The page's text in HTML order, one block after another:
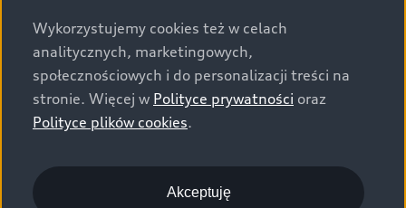
Wszystkie produkowane obecnie samochody marki Audi
są wykonywane z materiałów spełniających pod
względem możliwości odzysku i recyklingu wymagania
określone w normie ISO 22628 i są zgodne z
europejskimi świadectwami homologacji wydanymi wg
o.o. podlega obowiązkowi zapewnienia wszystkim
użytkownikom samochodów marki Volkswagen sieci
Wykorzystujemy cookies też w celach
analitycznych, marketingowych,
społecznościowych i do personalizacji treści na
stronie. Więcej w Polityce prywatności oraz
Polityce plików cookies.
Akceptuję